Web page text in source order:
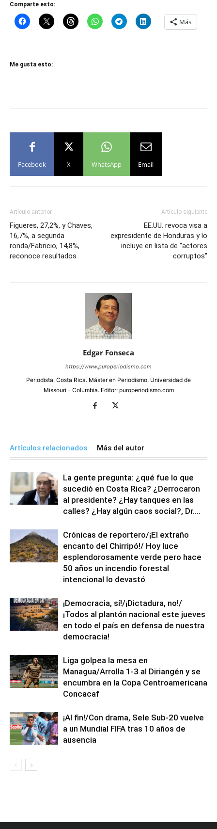
Comparte esto:
Más
Me gusta esto:
Facebook X WhatsApp Email
Artículo anterior
Figueres, 27,2%, y Chaves,
16,7%, a segunda
ronda/Fabricio, 14,8%,
reconoce resultados
Artículo siguiente
EE.UU. revoca visa a
expresidente de Honduras y lo
incluye en lista de “actores
corruptos”
Edgar Fonseca
https://www.puroperiodismo.com
Periodista, Costa Rica. Máster en Periodismo, Universidad de
Missouri - Columbia. Editor: puroperiodismo.com
Artículos relacionados Más del autor
La gente pregunta: ¿qué fue lo que
sucedió en Costa Rica? ¿Derrocaron
al presidente? ¿Hay tanques en las
calles? ¿Hay algún caos social?, Dr....
Crónicas de reportero/¡El extraño
encanto del Chirripó!/ Hoy luce
esplendorosamente verde pero hace
50 años un incendio forestal
intencional lo devastó
¡Democracia, sí!/¡Dictadura, no!/
¡Todos al plantón nacional este jueves
en todo el país en defensa de nuestra
democracia!
Liga golpea la mesa en
Managua/Arrolla 1-3 al Diriangén y se
encumbra en la Copa Centroamericana
Concacaf
¡Al fin!/Con drama, Sele Sub-20 vuelve
a un Mundial FIFA tras 10 años de
ausencia